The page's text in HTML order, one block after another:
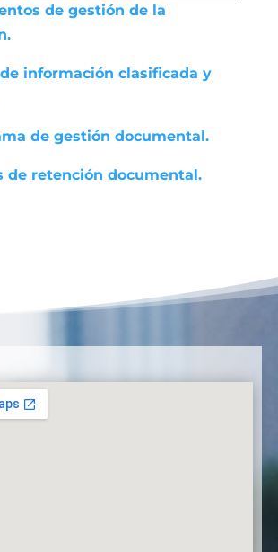
de gestión de la
de información clasificada y
de gestión documental.
de retención documental.